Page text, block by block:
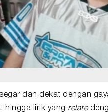
dan dekat dengan
hingga lirik yang relate